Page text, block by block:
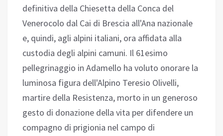
definitiva della Chiesetta della Conca del
Venerocolo dal Cai di Brescia all'Ana nazionale
e, quindi, agli alpini italiani, ora affidata alla
custodia degli alpini camuni. Il 61esimo
pellegrinaggio in Adamello ha voluto onorare la
luminosa figura dell'Alpino Teresio Olivelli,
martire della Resistenza, morto in un generoso
gesto di donazione della vita per difendere un
compagno di prigionia nel campo di